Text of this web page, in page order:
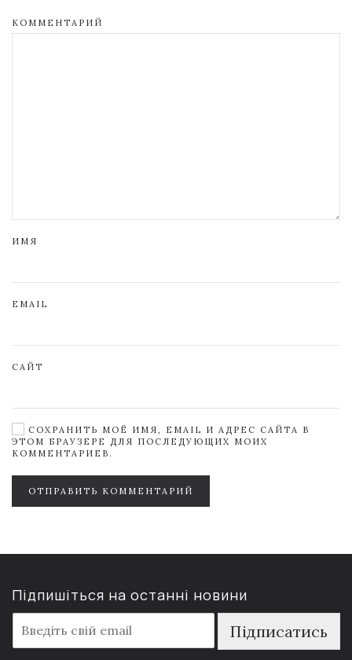
КОММЕНТАРИЙ
ИМЯ
EMAIL
САЙТ
СОХРАНИТЬ МОЁ ИМЯ, EMAIL И АДРЕС САЙТА В
ЭТОМ БРАУЗЕРЕ ДЛЯ ПОСЛЕДУЮЩИХ МОИХ
КОММЕНТАРИЕВ.
ОТПРАВИТЬ КОММЕНТАРИЙ
Підпишіться на останні новини
m
a
Підписатись